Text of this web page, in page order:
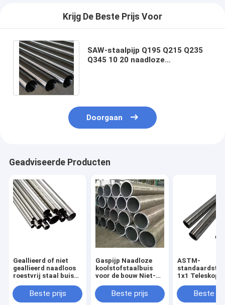
Krijg De Beste Prijs Voor
SAW-staalpijp Q195 Q215 Q235
Q345 10 20 naadloze
Doorgaan
Geadviseerde Producten
Geallieerd of niet
geallieerd naadloos
roestvrij staal buis
buis 100mm ASTM
A312 per ton Ronde
Beste prijs
Gaspijp Naadloze
koolstofstaalbuis
voor de bouw Niet-
ronde sectie vorm
Beste prijs
ASTM-
1x1
zwart
buis vierkant
Beste